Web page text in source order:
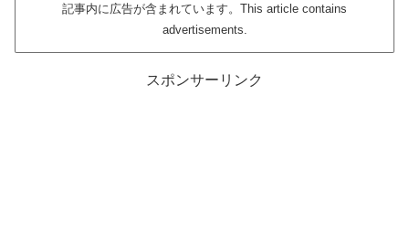
記事内に広告が含まれています。This article contains
advertisements.
スポンサーリンク